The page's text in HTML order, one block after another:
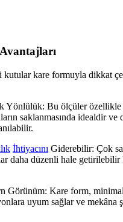
kare formuyla dikkat
Yönlülük: Bu ölçüler özellikle
saklanmasında idealdir ve
İhtiyacını Giderebilir: Çok
daha düzenli hale getirilebilir
Görünüm: Kare form,
uyum sağlar ve mekâna